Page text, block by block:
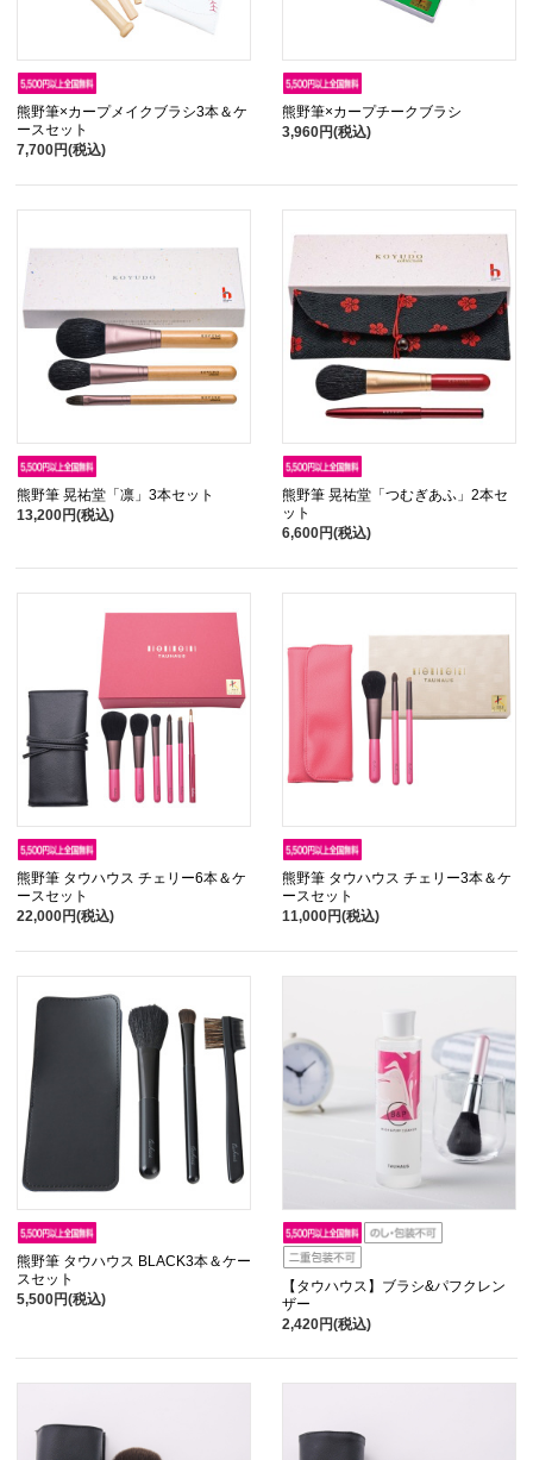
熊野筆×カープメイクブラシ3本＆ケ
ースセット
7,700円(税込)
熊野筆×カープチークブラシ
3,960円(税込)
熊野筆 晃祐堂「凛」3本セット
13,200円(税込)
熊野筆 晃祐堂「つむぎあふ」2本セ
ット
6,600円(税込)
熊野筆 タウハウス チェリー6本＆ケ
ースセット
22,000円(税込)
熊野筆 タウハウス チェリー3本＆ケ
ースセット
11,000円(税込)
熊野筆 タウハウス BLACK3本＆ケー
スセット
5,500円(税込)
【タウハウス】ブラシ&パフクレン
ザー
2,420円(税込)